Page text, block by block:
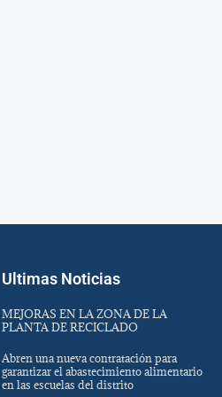
Ultimas Noticias
MEJORAS EN LA ZONA DE LA
PLANTA DE RECICLADO
Abren una nueva contratación para
garantizar el abastecimiento alimentario
en las escuelas del distrito